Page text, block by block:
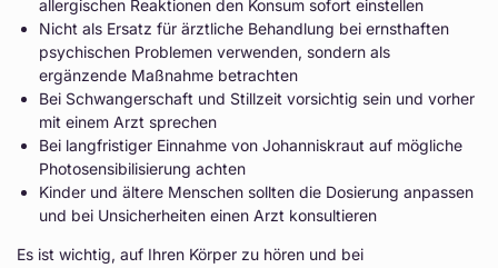
allergischen Reaktionen den Konsum sofort einstellen
Nicht als Ersatz für ärztliche Behandlung bei ernsthaften
psychischen Problemen verwenden, sondern als
ergänzende Maßnahme betrachten
Bei Schwangerschaft und Stillzeit vorsichtig sein und vorher
mit einem Arzt sprechen
Bei langfristiger Einnahme von Johanniskraut auf mögliche
Photosensibilisierung achten
Kinder und ältere Menschen sollten die Dosierung anpassen
und bei Unsicherheiten einen Arzt konsultieren
Es ist wichtig, auf Ihren Körper zu hören und bei